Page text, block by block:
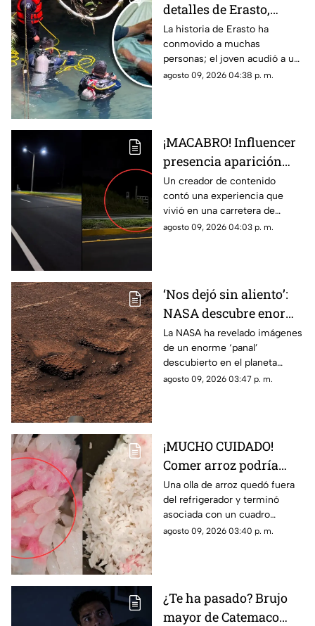
detalles de Erasto,
joven que pasó 15 días
desaparecido en un
cenote de Veracruz
La historia de Erasto ha
conmovido a muchas
personas; el joven acudió a un
cenote al sur de Veracruz y
agosto 09, 2026 04:38 p. m.
¡MACABRO! Influencer
presencia aparición
PARANORMAL en
carretera de Veracruz;
así ocurrió | +VIDEO
Un creador de contenido
contó una experiencia que
vivió en una carretera de
Veracruz, donde aseguró haber
agosto 09, 2026 04:03 p. m.
‘Nos dejó sin aliento’:
NASA descubre enorme
‘PANAL’ en MARTE
¿Hay abejas? (+VIDEO)
La NASA ha revelado imágenes
de un enorme ‘panal’
descubierto en el planeta
Marte; el hecho dejó sin
agosto 09, 2026 03:47 p. m.
¡MUCHO CUIDADO!
Comer arroz podría
mandarte al HOSPITAL;
¿qué ocasiona?
Una olla de arroz quedó fuera
del refrigerador y terminó
asociada con un cuadro
digestivo severo, luego de que
agosto 09, 2026 03:40 p. m.
¿Te ha pasado? Brujo
mayor de Catemaco